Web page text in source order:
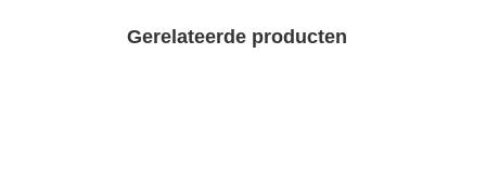
Gerelateerde producten